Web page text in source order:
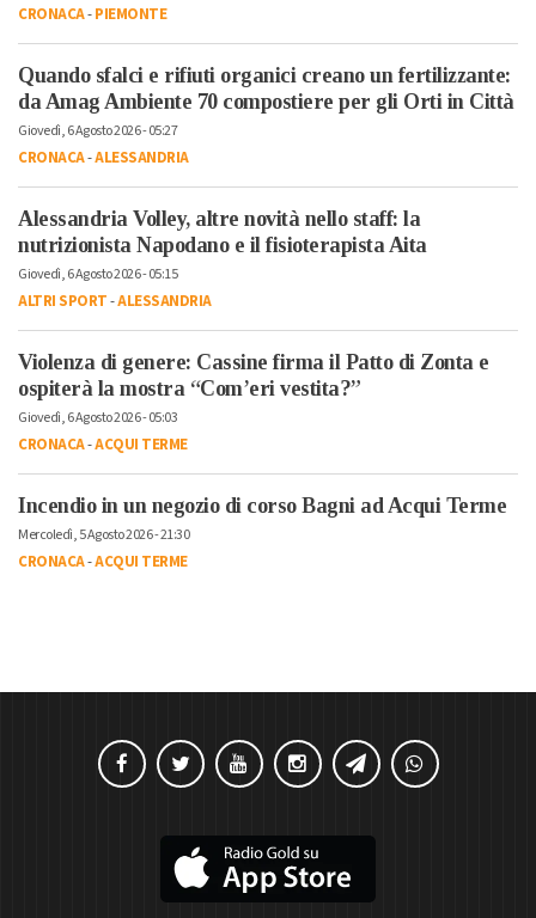
CRONACA-PIEMONTE
Quando sfalci e rifiuti organici creano un fertilizzante:
da Amag Ambiente 70 compostiere per gli Orti in Città
Giovedì, 6 Agosto 2026 - 05:27
CRONACA-ALESSANDRIA
Alessandria Volley, altre novità nello staff: la
nutrizionista Napodano e il fisioterapista Aita
Giovedì, 6 Agosto 2026 - 05:15
ALTRI SPORT-ALESSANDRIA
Violenza di genere: Cassine firma il Patto di Zonta e
ospiterà la mostra “Com’eri vestita?”
Giovedì, 6 Agosto 2026 - 05:03
CRONACA-ACQUI TERME
Incendio in un negozio di corso Bagni ad Acqui Terme
Mercoledì, 5 Agosto 2026 - 21:30
CRONACA-ACQUI TERME